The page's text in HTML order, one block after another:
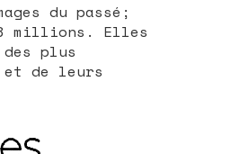
du passé;
millions. Elles
plus
et de leurs